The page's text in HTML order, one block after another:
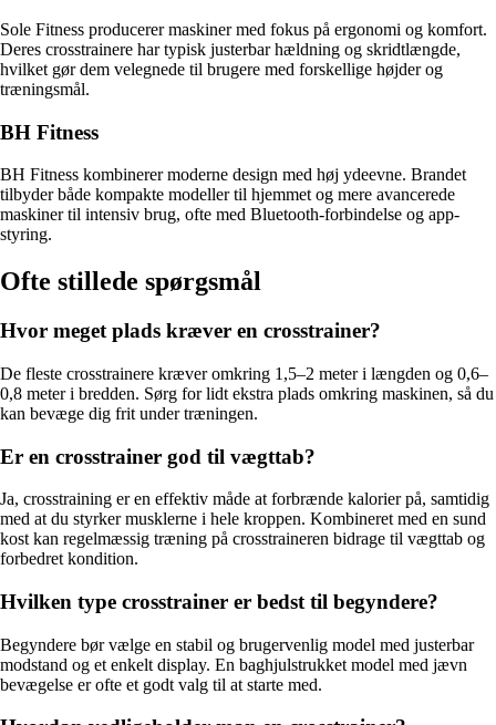
Sole Fitness producerer maskiner med fokus på ergonomi og komfort.
Deres crosstrainere har typisk justerbar hældning og skridtlængde,
hvilket gør dem velegnede til brugere med forskellige højder og
træningsmål.
BH Fitness
BH Fitness kombinerer moderne design med høj ydeevne. Brandet
tilbyder både kompakte modeller til hjemmet og mere avancerede
maskiner til intensiv brug, ofte med Bluetooth-forbindelse og app-
styring.
Ofte stillede spørgsmål
Hvor meget plads kræver en crosstrainer?
De fleste crosstrainere kræver omkring 1,5–2 meter i længden og 0,6–
0,8 meter i bredden. Sørg for lidt ekstra plads omkring maskinen, så du
kan bevæge dig frit under træningen.
Er en crosstrainer god til vægttab?
Ja, crosstraining er en effektiv måde at forbrænde kalorier på, samtidig
med at du styrker musklerne i hele kroppen. Kombineret med en sund
kost kan regelmæssig træning på crosstraineren bidrage til vægttab og
forbedret kondition.
Hvilken type crosstrainer er bedst til begyndere?
Begyndere bør vælge en stabil og brugervenlig model med justerbar
modstand og et enkelt display. En baghjulstrukket model med jævn
bevægelse er ofte et godt valg til at starte med.